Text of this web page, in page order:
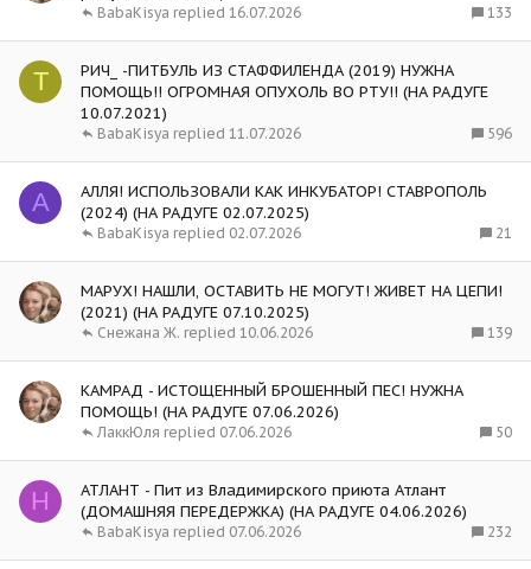
133
16.07.2026
BabaKisya
T
РИЧ_ -ПИТБУЛЬ ИЗ СТАФФИЛЕНДА (2019) НУЖНА
ПОМОЩЬ!! ОГРОМНАЯ ОПУХОЛЬ ВО РТУ!! (НА РАДУГЕ
10.07.2021)
596
11.07.2026
BabaKisya
А
АЛЛЯ! ИСПОЛЬЗОВАЛИ КАК ИНКУБАТОР! СТАВРОПОЛЬ
(2024) (НА РАДУГЕ 02.07.2025)
21
02.07.2026
BabaKisya
МАРУХ! НАШЛИ, ОСТАВИТЬ НЕ МОГУТ! ЖИВЕТ НА ЦЕПИ!
(2021) (НА РАДУГЕ 07.10.2025)
139
10.06.2026
Снежана Ж.
КАМРАД - ИСТОЩЕННЫЙ БРОШЕННЫЙ ПЕС! НУЖНА
ПОМОЩЬ! (НА РАДУГЕ 07.06.2026)
50
07.06.2026
ЛаккЮля
H
АТЛАНТ - Пит из Владимирского приюта Атлант
(ДОМАШНЯЯ ПЕРЕДЕРЖКА) (НА РАДУГЕ 04.06.2026)
232
07.06.2026
BabaKisya